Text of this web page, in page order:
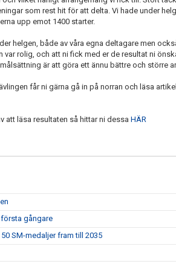
som rest hit för att delta. Vi hade under
upp emot 1400 starter.
helgen, både av våra egna deltagare men
var rolig, och att ni fick med er de resultat ni
är att göra ett ännu bättre och större
får ni gärna gå in på norran och läsa
att läsa resultaten så hittar ni dessa HÄR
gångare
SM-medaljer fram till 2035